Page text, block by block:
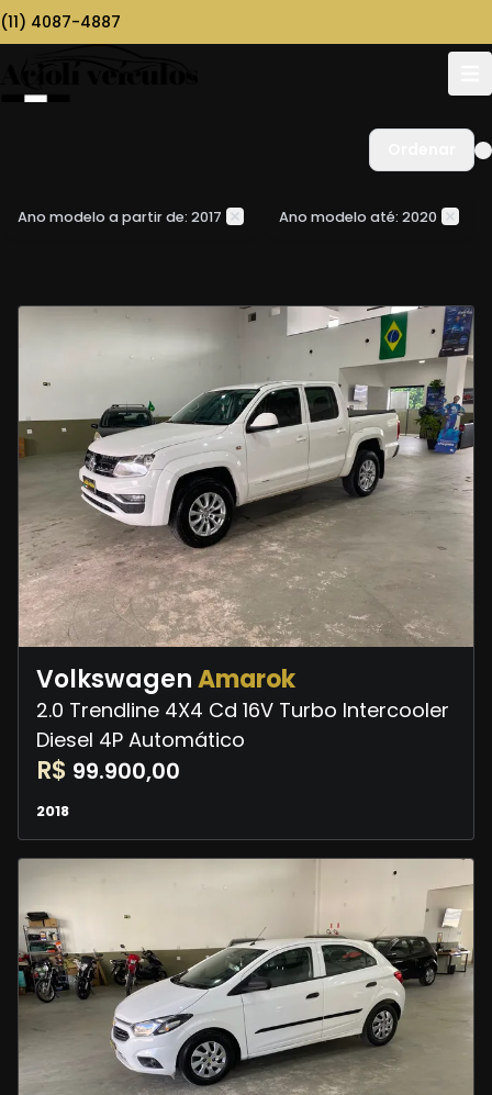
(11) 4087-4887
Ano modelo a partir de: 2017 Ano modelo até: 2020
VolkswagenAmarok
2.0 Trendline 4X4 Cd 16V Turbo Intercooler
Diesel 4P Automático
R$ 99.900,00
2018